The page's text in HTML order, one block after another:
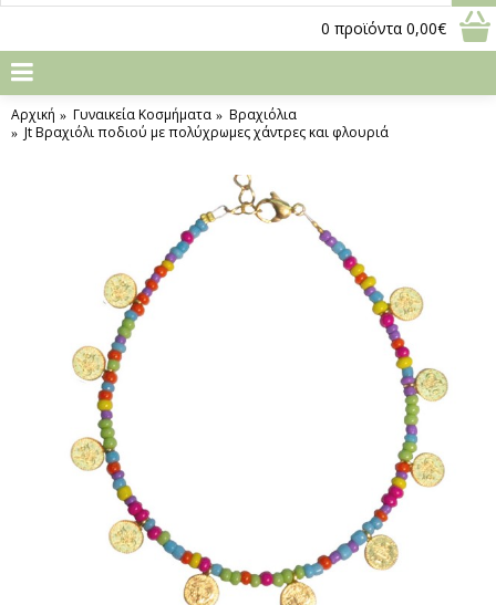
0 προϊόντα 0,00€
Αρχική Γυναικεία Κοσμήματα
Βραχιόλια
Jt Βραχιόλι ποδιού με πολύχρωμες χάντρες και φλουριά